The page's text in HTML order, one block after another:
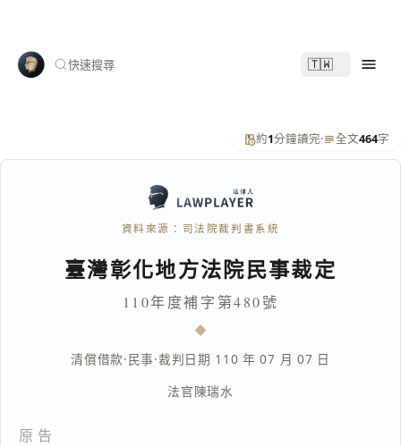
快速搜尋 🇹🇼
約1分鐘讀完· 全文464字
資料來源：司法院裁判書系統
臺灣彰化地方法院民事裁定
110年度補字第480號
清償借款·民事·裁判日期 110 年 07 月 07 日
法官陳瑞水
原告